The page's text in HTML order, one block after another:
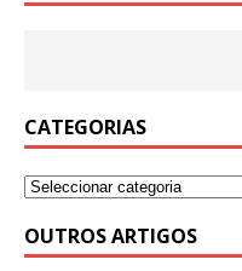
CATEGORIAS
OUTROS ARTIGOS